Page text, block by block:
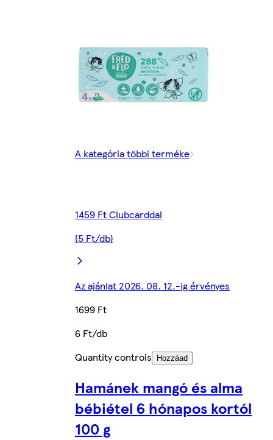
A kategória többi terméke
1459 Ft Clubcarddal
(5 Ft/db)
Az ajánlat 2026. 08. 12.-ig érvényes
1699 Ft
6 Ft/db
Quantity controls
Hozzáad
Hamánek mangó és alma
bébiétel 6 hónapos kortól
100 g